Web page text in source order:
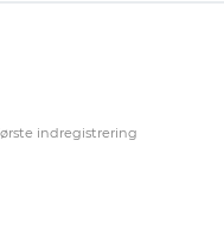
indregistrering